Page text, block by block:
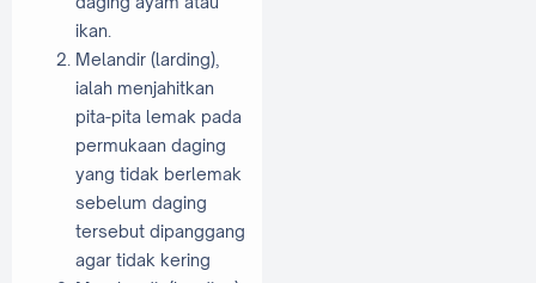
ikan.
Melandir (larding),
ialah menjahitkan
pita-pita lemak pada
permukaan daging
yang tidak berlemak
sebelum daging
tersebut dipanggang
agar tidak kering